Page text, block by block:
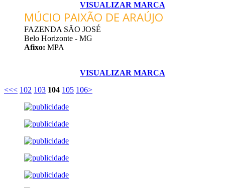
VISUALIZAR MARCA
MÚCIO PAIXÃO DE ARAÚJO
FAZENDA SÃO JOSÉ
Belo Horizonte - MG
Afixo: MPA
VISUALIZAR MARCA
<<< 102 103 104 105 106>